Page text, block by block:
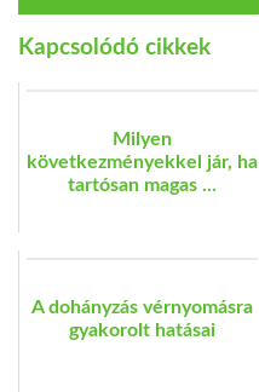
Kapcsolódó cikkek
Milyen
következményekkel jár, ha
tartósan magas ...
A dohányzás vérnyomásra
gyakorolt hatásai